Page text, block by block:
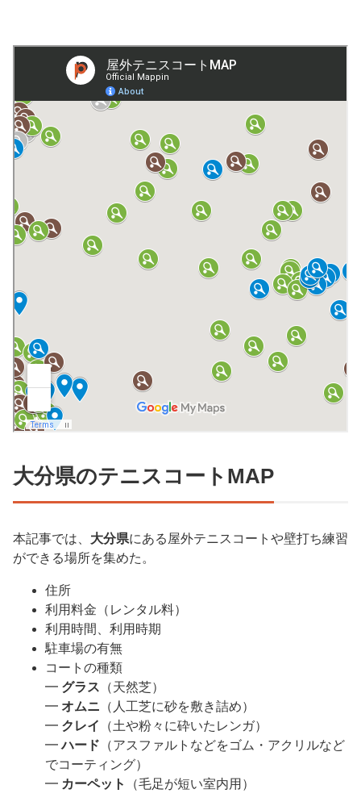
大分県のテニスコートMAP
本記事では、 大分県にある屋外テニスコートや壁打ち練習
ができる場所を集めた。
住所
利用料金（レンタル料）
利用時間、利用時期
駐車場の有無
コートの種類
━ グラス （天然芝）
━ オムニ （人工芝に砂を敷き詰め）
━ クレイ
（土や粉々に砕いたレンガ）
━ハード （アスファルトなどをゴム・アクリルなど
でコーティング）
━ カーペット （毛足が短い室内用）